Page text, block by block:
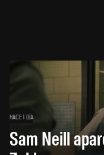
HACE 1 DÍA
Sam Neill